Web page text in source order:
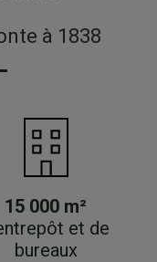
à 1838
15 000 m²
et de
bureaux